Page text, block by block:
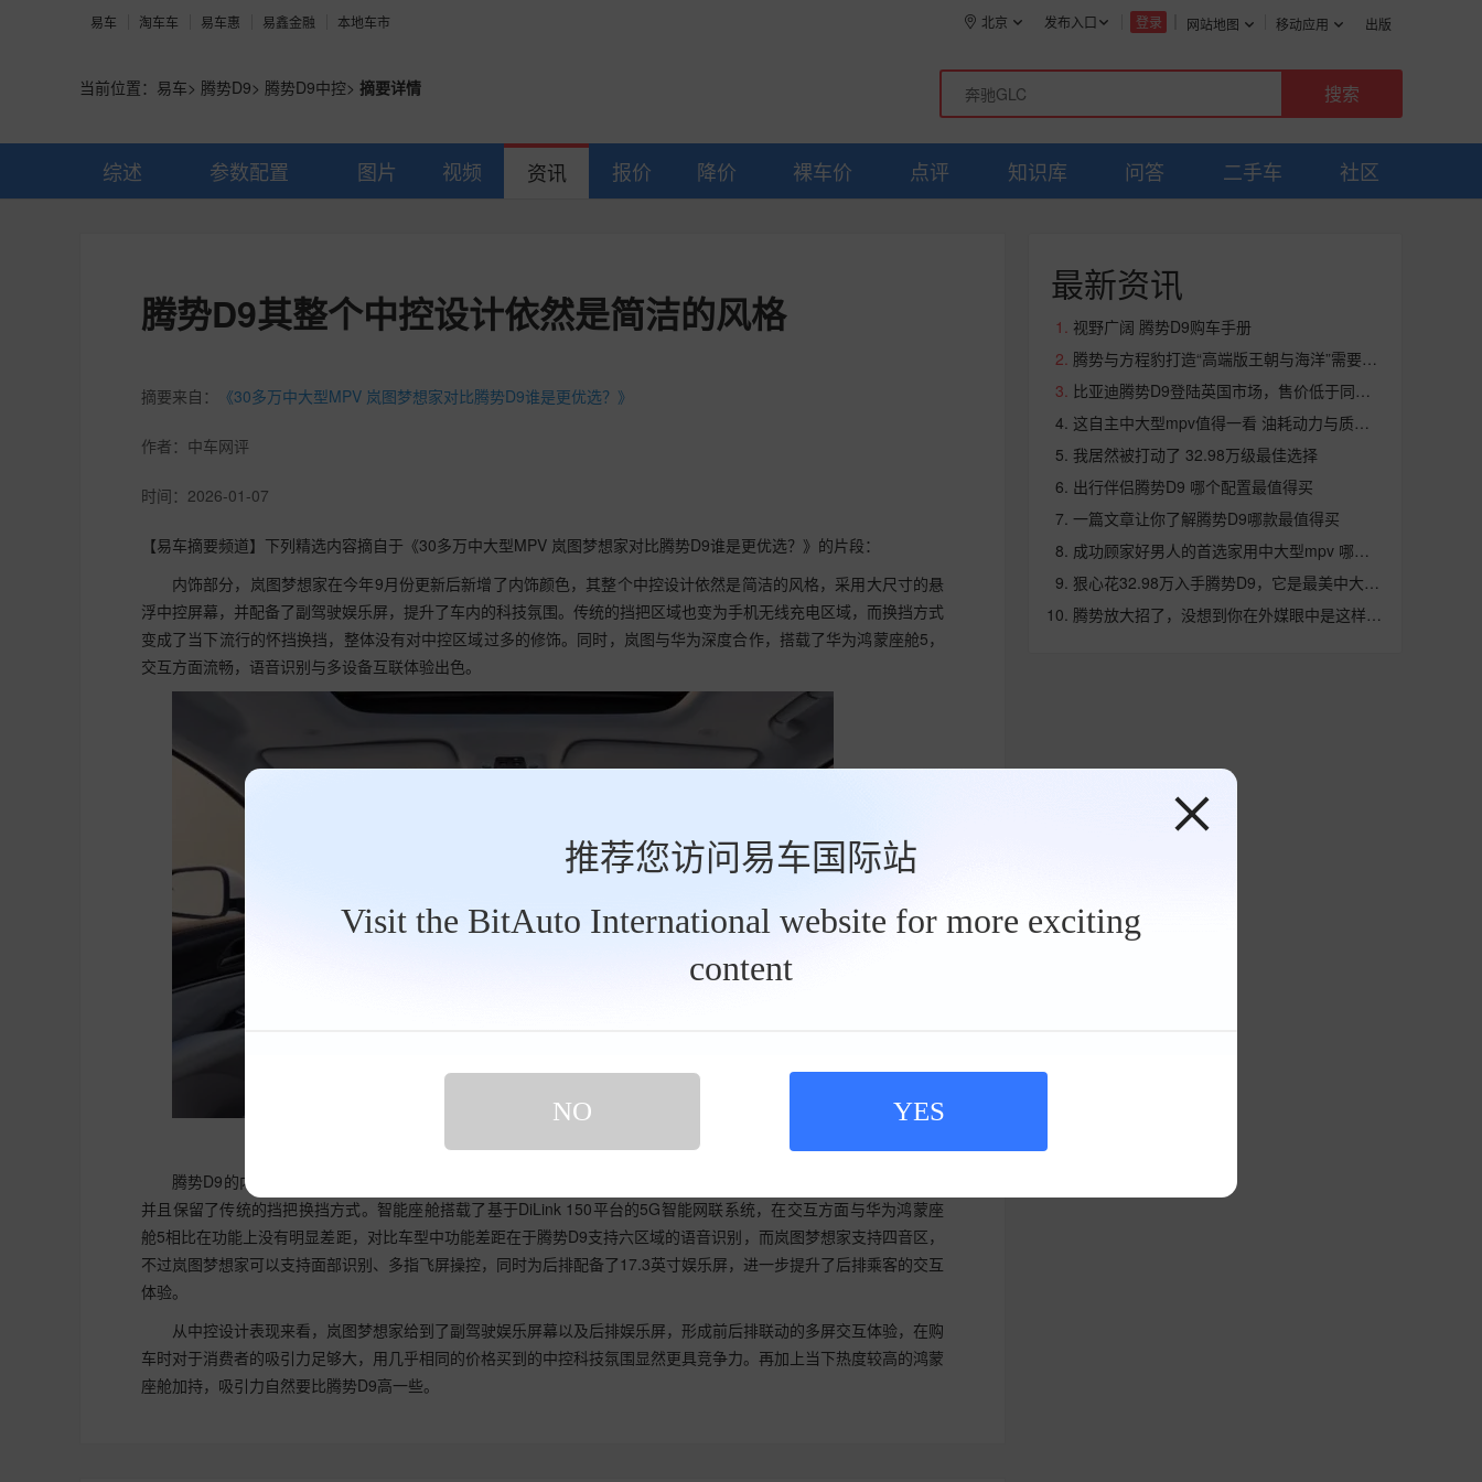
易车 淘车车 易车惠 易鑫金融 本地车市 网站地图 移动应用 出版
登录
发布入口
北京
推荐您访问易车国际站
Visit the BitAuto International website for more exciting
content
NO YES
当前位置： 易车> 腾势D9> 腾势D9中控> 摘要详情
综述 参数配置 图片 视频 资讯 报价 降价 裸车价 点评 知识库 问答 二手车 社区
腾势D9其整个中控设计依然是简洁的风格
摘要来自： 《30多万中大型MPV 岚图梦想家对比腾势D9谁是更优选？》
作者： 中车网评
时间： 2026-01-07
【易车摘要频道】下列精选内容摘自于《30多万中大型MPV 岚图梦想家对比腾势D9谁是更优选？》的片段：
内饰部分，岚图梦想家在今年9月份更新后新增了内饰颜色，其整个中控设计依然是简洁的风格，采用大尺寸的悬
浮中控屏幕，并配备了副驾驶娱乐屏，提升了车内的科技氛围。传统的挡把区域也变为手机无线充电区域，而换挡方式
变成了当下流行的怀挡换挡，整体没有对中控区域过多的修饰。同时，岚图与华为深度合作，搭载了华为鸿蒙座舱5，
交互方面流畅，语音识别与多设备互联体验出色。
腾势D9的内饰设计同样如此，采用了大尺寸的悬浮式中控屏幕，与梦想家不同的是，其仪表采用了内嵌式设计，
并且保留了传统的挡把换挡方式。智能座舱搭载了基于DiLink 150平台的5G智能网联系统，在交互方面与华为鸿蒙座
舱5相比在功能上没有明显差距，对比车型中功能差距在于腾势D9支持六区域的语音识别，而岚图梦想家支持四音区，
不过岚图梦想家可以支持面部识别、多指飞屏操控，同时为后排配备了17.3英寸娱乐屏，进一步提升了后排乘客的交互
体验。
从中控设计表现来看，岚图梦想家给到了副驾驶娱乐屏幕以及后排娱乐屏，形成前后排联动的多屏交互体验，在购
车时对于消费者的吸引力足够大，用几乎相同的价格买到的中控科技氛围显然更具竞争力。再加上当下热度较高的鸿蒙
座舱加持，吸引力自然要比腾势D9高一些。
最新资讯
视野广阔 腾势D9购车手册
腾势与方程豹打造“高端版王朝与海洋”需要注意什么
比亚迪腾势D9登陆英国市场，售价低于同级豪华MPV
这自主中大型mpv值得一看 油耗动力与质感兼备
我居然被打动了 32.98万级最佳选择
出行伴侣腾势D9 哪个配置最值得买
一篇文章让你了解腾势D9哪款最值得买
成功顾家好男人的首选家用中大型mpv 哪个性价比更高
狠心花32.98万入手腾势D9，它是最美中大型mpv
腾势放大招了，没想到你在外媒眼中是这样的汽车！